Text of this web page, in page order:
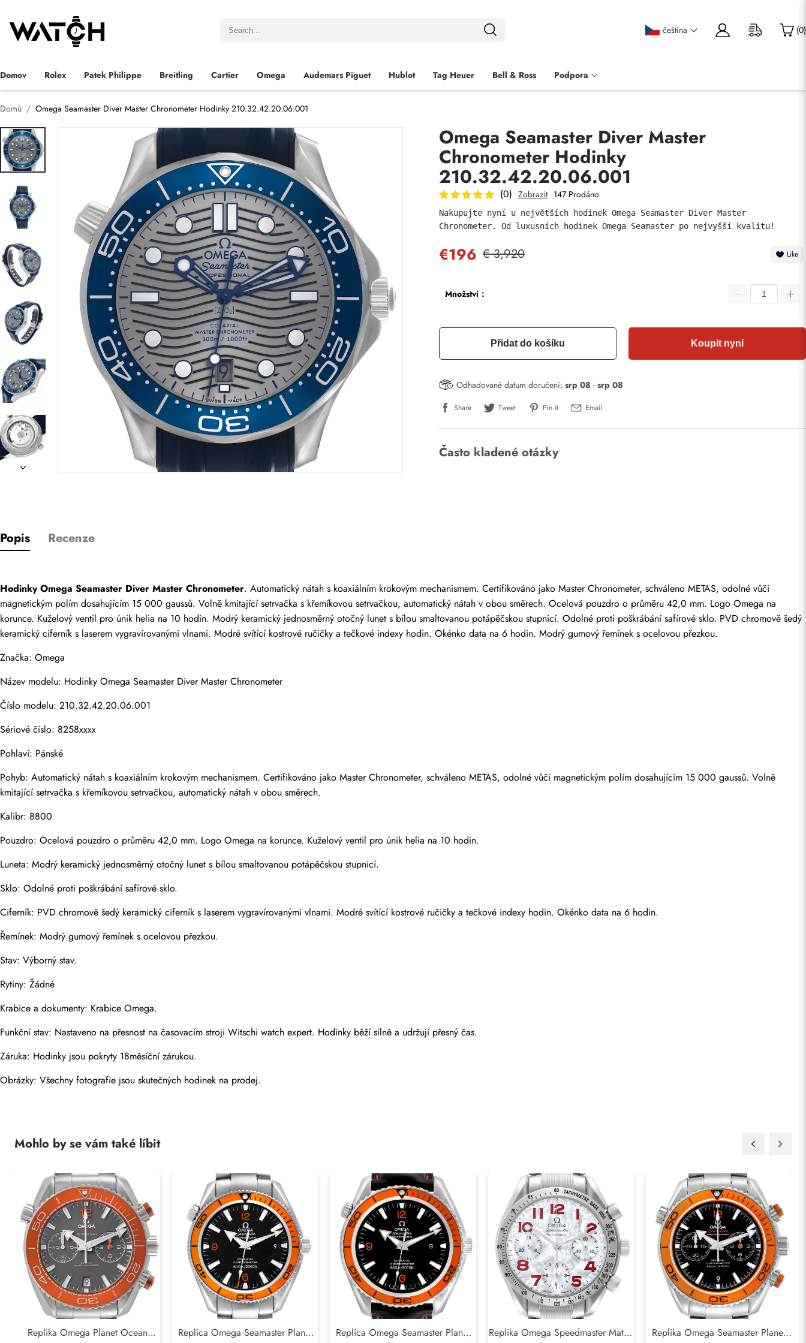
čeština (0)
Domov Rolex Patek Philippe Breitling Cartier Omega Audemars Piguet Hublot Tag Heuer Bell & Ross Podpora
Domů Omega Seamaster Diver Master Chronometer Hodinky 210.32.42.20.06.001
Omega Seamaster Diver Master
Chronometer Hodinky
210.32.42.20.06.001
(0) Zobrazit 147 Prodáno
Nakupujte nyní u největších hodinek Omega Seamaster Diver Master
Chronometer. Od luxusních hodinek Omega Seamaster po nejvyšší kvalitu!
€196 € 3,920 Like
Množství：
Přidat do košíku Koupit nyní
Odhadované datum doručení: srp 08 - srp 08
Share Tweet Pin it Email
Často kladené otázky
Popis Recenze
Hodinky Omega Seamaster Diver Master Chronometer. Automatický nátah s koaxiálním krokovým mechanismem. Certifikováno jako Master Chronometer, schváleno METAS, odolné vůči
magnetickým polím dosahujícím 15 000 gaussů. Volně kmitající setrvačka s křemíkovou setrvačkou, automatický nátah v obou směrech. Ocelová pouzdro o průměru 42,0 mm. Logo Omega na
korunce. Kuželový ventil pro únik helia na 10 hodin. Modrý keramický jednosměrný otočný lunet s bílou smaltovanou potápěčskou stupnicí. Odolné proti poškrábání safírové sklo. PVD chromově šedý
keramický ciferník s laserem vygravírovanými vlnami. Modré svítící kostrové ručičky a tečkové indexy hodin. Okénko data na 6 hodin. Modrý gumový řemínek s ocelovou přezkou.
Značka: Omega
Název modelu: Hodinky Omega Seamaster Diver Master Chronometer
Číslo modelu: 210.32.42.20.06.001
Sériové číslo: 8258xxxx
Pohlaví: Pánské
Pohyb: Automatický nátah s koaxiálním krokovým mechanismem. Certifikováno jako Master Chronometer, schváleno METAS, odolné vůči magnetickým polím dosahujícím 15 000 gaussů. Volně
kmitající setrvačka s křemíkovou setrvačkou, automatický nátah v obou směrech.
Kalibr: 8800
Pouzdro: Ocelová pouzdro o průměru 42,0 mm. Logo Omega na korunce. Kuželový ventil pro únik helia na 10 hodin.
Luneta: Modrý keramický jednosměrný otočný lunet s bílou smaltovanou potápěčskou stupnicí.
Sklo: Odolné proti poškrábání safírové sklo.
Ciferník: PVD chromově šedý keramický ciferník s laserem vygravírovanými vlnami. Modré svítící kostrové ručičky a tečkové indexy hodin. Okénko data na 6 hodin.
Řemínek: Modrý gumový řemínek s ocelovou přezkou.
Stav: Výborný stav.
Rytiny: Žádné
Krabice a dokumenty: Krabice Omega.
Funkční stav: Nastaveno na přesnost na časovacím stroji Witschi watch expert. Hodinky běží silně a udržují přesný čas.
Záruka: Hodinky jsou pokryty 18měsíční zárukou.
Obrázky: Všechny fotografie jsou skutečných hodinek na prodej.
Mohlo by se vám také líbit
Replika Omega Planet Ocean
Replica Omega Seamaster Planet
Replica Omega Seamaster Planet
Replika Omega Speedmaster Matka
Replika Omega Seamaster Planet
Hodnocení
E-mail
Telefon
Odeslat